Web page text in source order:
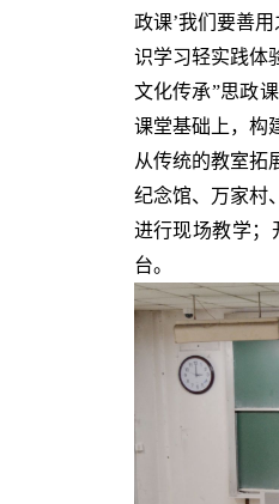
政课’我们要善
识学习轻实践体
文化传承”思政
课堂基础上，构
从传统的教室拓
纪念馆、万家村
进行现场教学；
台。